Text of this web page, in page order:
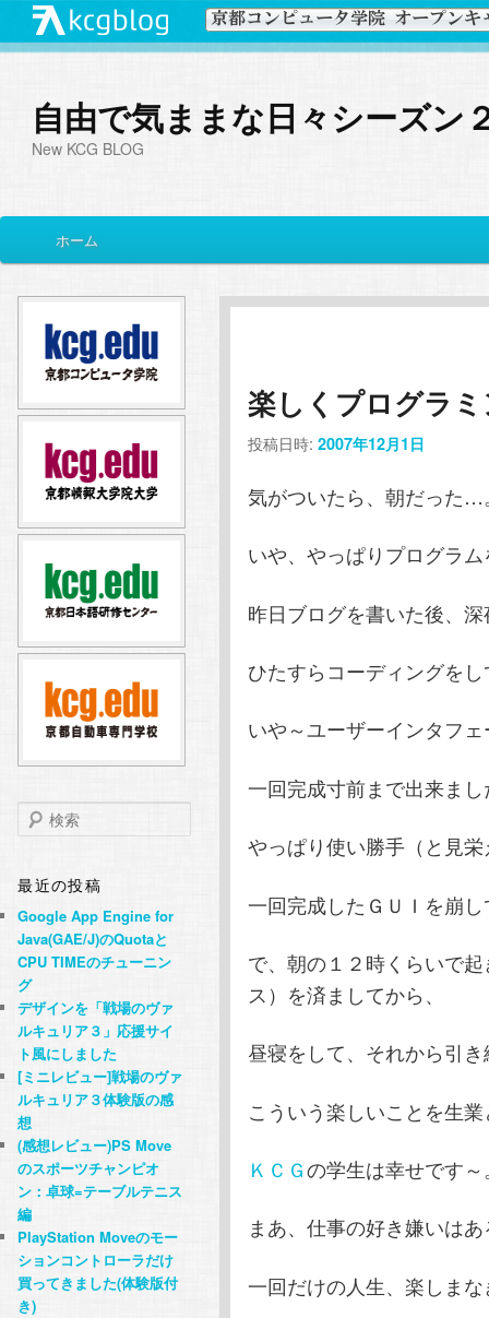
自由で気ままな日々シーズン
New KCG BLOG
イ
メ
イ
ン
コ
ン
ツ
移
サ
ブ
コ
ン
テ
へ
動
ホーム
楽しくプログラ
投稿日時: 2007年12月1日
気がついたら、朝だった…
いや、やっぱりプログラ
昨日ブログを書いた後、
ひたすらコーディングを
いや～ユーザーインタフ
一回完成寸前まで出来ま
やっぱり使い勝手（と見
一回完成したＧＵＩを崩
で、朝の１２時くらいで
ス）を済ましてから、
昼寝をして、それから引
こういう楽しいことを生
ＫＣＧの学生は幸せです～
まあ、仕事の好き嫌いは
一回だけの人生、楽しま
検
索
最近の投稿
Google App Engine for
Java(GAE/J)のQuotaと
CPU TIMEのチューニン
グ
デザインを「戦場のヴァ
ルキュリア３」応援サイ
ト風にしました
[ミニレビュー]戦場のヴァ
ルキュリア３体験版の感
想
(感想レビュー)PS Move
のスポーツチャンピオ
ン：卓球=テーブルテニス
編
PlayStation Moveのモー
ションコントローラだけ
買ってきました(体験版付
き)